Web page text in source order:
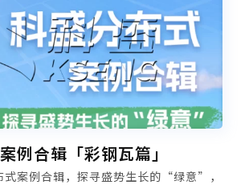
例合辑「彩钢瓦篇」
式案例合辑，探寻盛势生长的“绿意”，